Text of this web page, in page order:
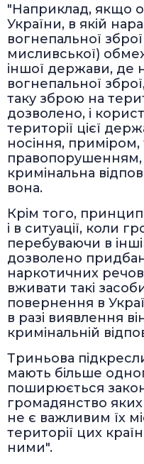
"Наприклад, якщо
України, в якій
вогнепальної
мисливської)
іншої держави, де
вогнепальної
таку зброю на
дозволено, і
території цієї
носіння, приміром,
правопорушенням,
кримінальна
вона.
Крім того,
і в ситуації, коли
перебуваючи в
дозволено
наркотичних
вживати такі
повернення в
в разі виявлення
кримінальній
Триньова
мають більше
поширюється
громадянство
не є важливим їх
території цих
ними".